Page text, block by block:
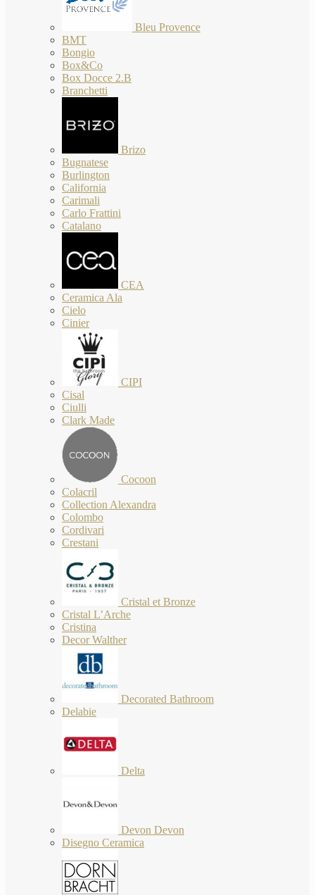
Bleu Provence
BMT
Bongio
Box&Co
Box Docce 2.B
Branchetti
Brizo
Bugnatese
Burlington
California
Carimali
Carlo Frattini
Catalano
CEA
Ceramica Ala
Cielo
Cinier
CIPI
Cisal
Ciulli
Clark Made
Cocoon
Colacril
Collection Alexandra
Colombo
Cordivari
Crestani
Cristal et Bronze
Cristal L’Arche
Cristina
Decor Walther
Decorated Bathroom
Delabie
Delta
Devon Devon
Disegno Ceramica